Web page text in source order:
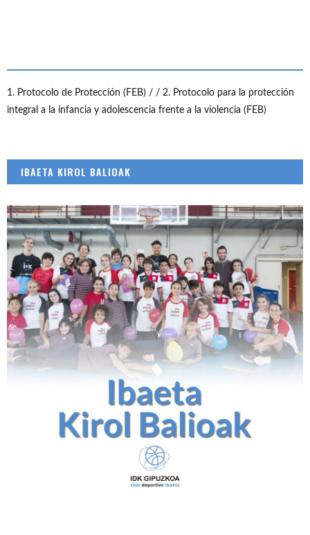
1. Protocolo de Protección (FEB) / / 2. Protocolo para la protección
integral a la infancia y adolescencia frente a la violencia (FEB)
IBAETA KIROL BALIOAK